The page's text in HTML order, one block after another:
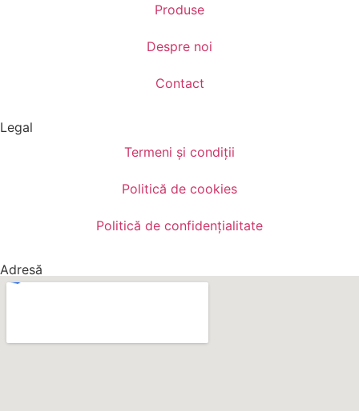
Produse
Despre noi
Contact
Legal
Termeni și condiții
Politică de cookies
Politică de confidențialitate
Adresă